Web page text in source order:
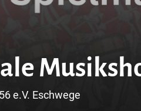
e.V. Eschwege